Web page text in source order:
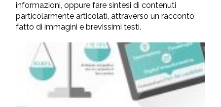
informazioni, oppure fare sintesi di contenuti
particolarmente articolati, attraverso un racconto
fatto di immagini e brevissimi testi.